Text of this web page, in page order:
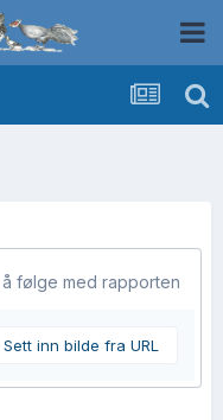
følge med rapporten
Sett inn bilde fra URL